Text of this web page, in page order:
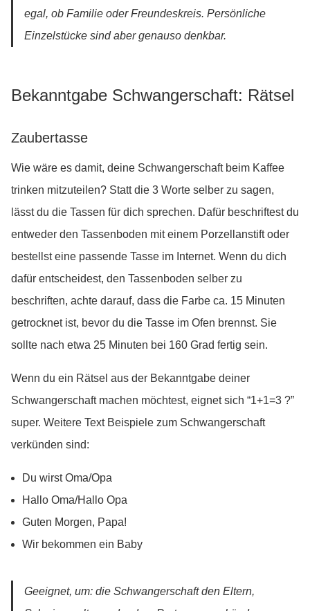
egal, ob Familie oder Freundeskreis. Persönliche
Einzelstücke sind aber genauso denkbar.
Bekanntgabe Schwangerschaft: Rätsel
Zaubertasse
Wie wäre es damit, deine Schwangerschaft beim Kaffee
trinken mitzuteilen? Statt die 3 Worte selber zu sagen,
lässt du die Tassen für dich sprechen. Dafür beschriftest du
entweder den Tassenboden mit einem Porzellanstift oder
bestellst eine passende Tasse im Internet. Wenn du dich
dafür entscheidest, den Tassenboden selber zu
beschriften, achte darauf, dass die Farbe ca. 15 Minuten
getrocknet ist, bevor du die Tasse im Ofen brennst. Sie
sollte nach etwa 25 Minuten bei 160 Grad fertig sein.
Wenn du ein Rätsel aus der Bekanntgabe deiner
Schwangerschaft machen möchtest, eignet sich “1+1=3 ?”
super. Weitere Text Beispiele zum Schwangerschaft
verkünden sind:
Du wirst Oma/Opa
Hallo Oma/Hallo Opa
Guten Morgen, Papa!
Wir bekommen ein Baby
Geeignet, um: die Schwangerschaft den Eltern,